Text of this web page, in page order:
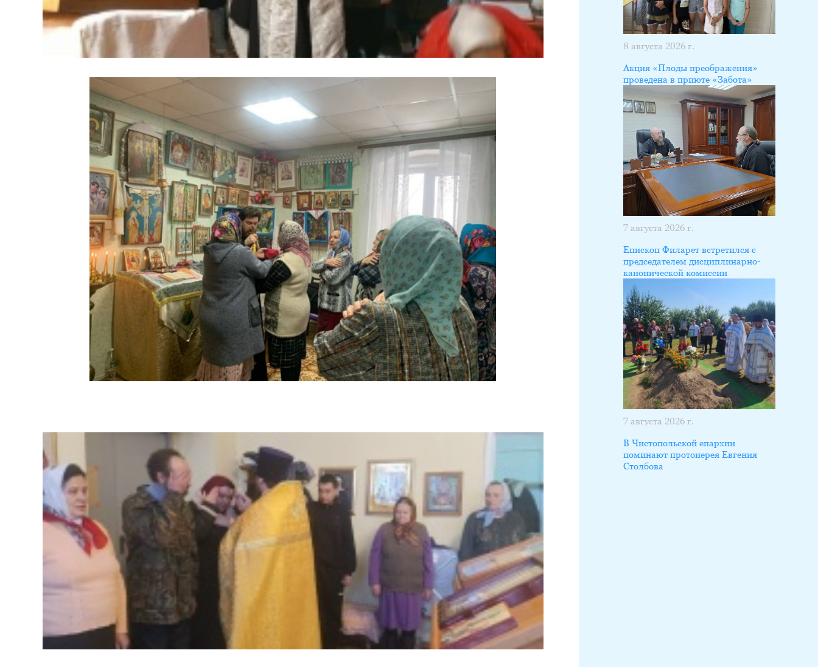
8 августа 2026 г.
Акция «Плоды преображения»
проведена в приюте «Забота»
7 августа 2026 г.
Епископ Филарет встретился с
председателем дисциплинарно-
канонической комиссии
7 августа 2026 г.
В Чистопольской епархии
поминают протоиерея Евгения
Столбова